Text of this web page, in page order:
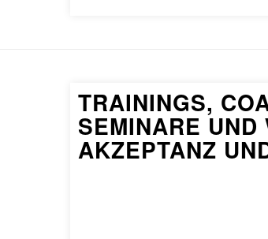
TRAININGS,
SEMINARE UND
AKZEPTANZ